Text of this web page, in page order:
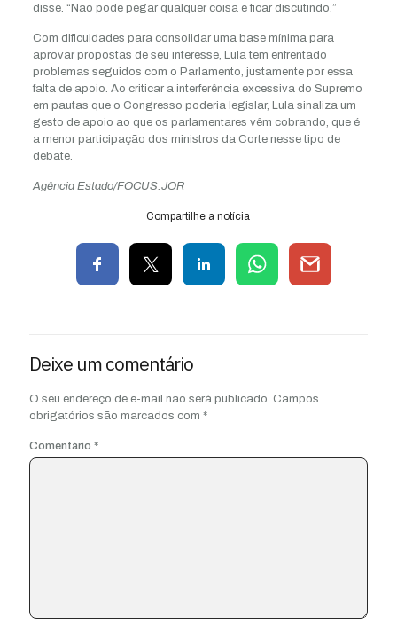
disse. “Não pode pegar qualquer coisa e ficar discutindo.”
Com dificuldades para consolidar uma base mínima para
aprovar propostas de seu interesse, Lula tem enfrentado
problemas seguidos com o Parlamento, justamente por essa
falta de apoio. Ao criticar a interferência excessiva do Supremo
em pautas que o Congresso poderia legislar, Lula sinaliza um
gesto de apoio ao que os parlamentares vêm cobrando, que é
a menor participação dos ministros da Corte nesse tipo de
debate.
Agência Estado/FOCUS.JOR
Compartilhe a notícia
Deixe um comentário
O seu endereço de e-mail não será publicado. Campos
obrigatórios são marcados com *
Comentário *